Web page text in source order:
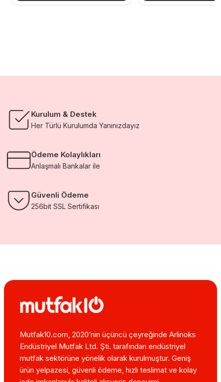
Kurulum & Destek
Her Türlü Kurulumda Yanınızdayız
Ödeme Kolaylıkları
Anlaşmalı Bankalar ile
Güvenli Ödeme
256bit SSL Sertifikası
Mutfak10.com, 2020’nin üçüncü çeyreğinde Arlinoks
Endüstriyel Mutfak Ltd. Şti. tarafından endüstriyel
mutfak sektörüne yönelik olarak kurulmuştur. Geniş
ürün yelpazesi, güvenli ödeme, hızlı teslimat ve kolay